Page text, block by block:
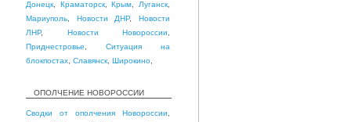
Донецк Краматорск,Крым Луганск
Мариуполь
Новости ДНР,Новости
ЛНР, Новости Новороссии
Приднестровье
Ситуация на
блокпостах Славянск Широкино
ОПОЛЧЕНИЕ НОВОРОССИИ
Сводки от ополчения Новороссии